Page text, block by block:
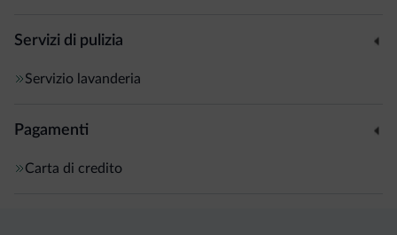
Servizi di pulizia
Servizio lavanderia
Pagamenti
Carta di credito